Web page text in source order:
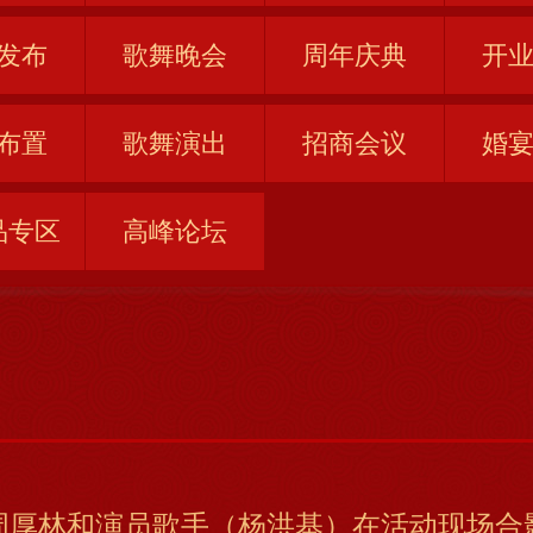
布 歌舞晚会 周年庆典 开
置 歌舞演出 招商会议 婚
专区 高峰论坛
厚林和演员歌手（杨洪基）在活动现场合